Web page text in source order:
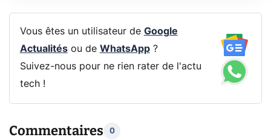
Vous êtes un utilisateur de Google
Actualitésou de WhatsApp?
Suivez-nous pour ne rien rater de l'actu
tech !
Commentaires 0